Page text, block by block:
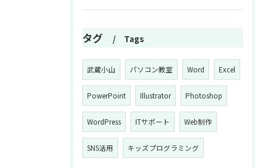
タグ Tags
武蔵小山 パソコン教室 Word Excel
PowerPoint Illustrator Photoshop
WordPress ITサポート Web制作
SNS活用 キッズプログラミング